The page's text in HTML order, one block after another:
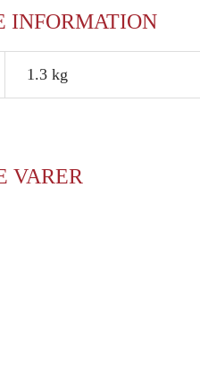
INFORMATION
1.3 kg
VARER